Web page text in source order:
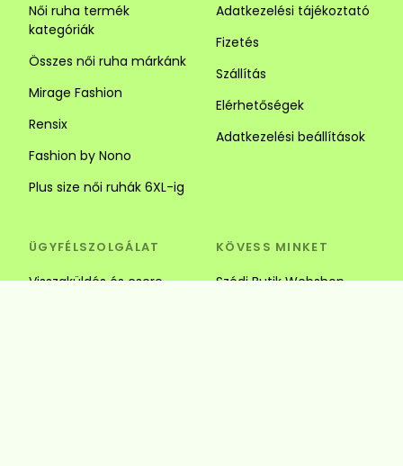
Női ruha termék
kategóriák
Összes női ruha márkánk
Mirage Fashion
Rensix
Fashion by Nono
Plus size női ruhák 6XL-ig
Adatkezelési tájékoztató
Fizetés
Szállítás
Elérhetőségek
Adatkezelési beállítások
ÜGYFÉLSZOLGÁLAT
Visszaküldés és csere
KÖVESS MINKET
Szédi Butik Webshop